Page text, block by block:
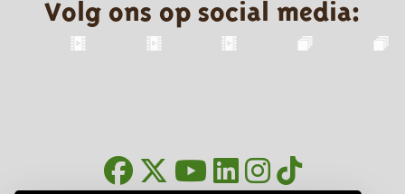
Volg ons op social media: